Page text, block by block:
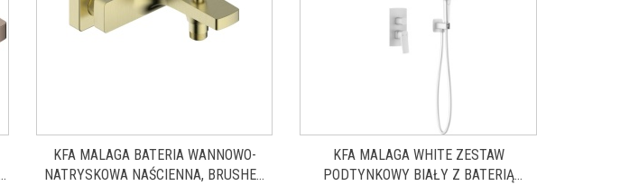
KFA MALAGA BATERIA WANNOWO-
NATRYSKOWA NAŚCIENNA, BRUSHED
KFA MALAGA WHITE ZESTAW
PODTYNKOWY BIAŁY Z BATERIĄ